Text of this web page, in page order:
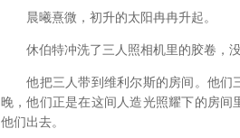
晨曦熹微，初升的太阳冉冉升起。
休伯特冲洗了三人照相机里的胶卷，没
他把三人带到维利尔斯的房间。他们
晚，他们正是在这间人造光照耀下的房
他们出去。